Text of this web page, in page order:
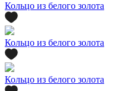
Кольцо из белого золота
Кольцо из белого золота
Кольцо из белого золота